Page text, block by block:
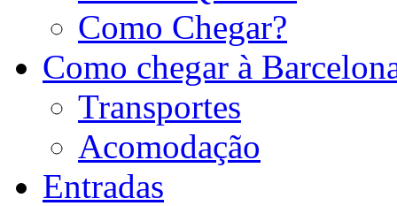
Como Chegar?
Como chegar à
Transportes
Acomodação
Entradas